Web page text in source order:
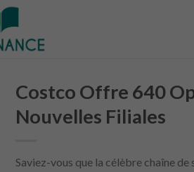
Costco Offre 640
Nouvelles Filiales
Saviez-vous que la célèbre chaîne